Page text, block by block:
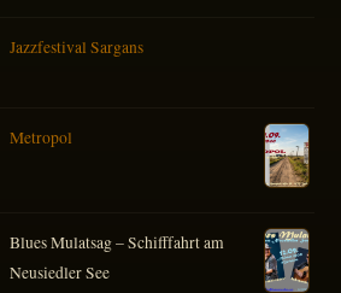
Jazzfestival Sargans
Metropol
Blues Mulatsag – Schifffahrt am
Neusiedler See